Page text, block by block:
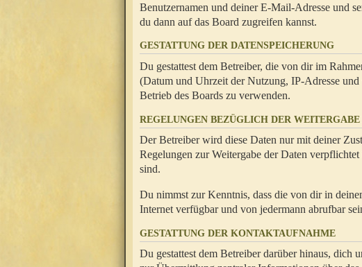
Benutzernamen und deiner E-Mail-Adresse und
du dann auf das Board zugreifen kannst.
GESTATTUNG DER DATENSPEICHERUNG
Du gestattest dem Betreiber, die von dir im
(Datum und Uhrzeit der Nutzung, IP-Adresse
Betrieb des Boards zu verwenden.
REGELUNGEN BEZÜGLICH DER
Der Betreiber wird diese Daten nur mit deiner
Regelungen zur Weitergabe der Daten
sind.
Du nimmst zur Kenntnis, dass die von dir in
Internet verfügbar und von jedermann abrufbar
GESTATTUNG DER KONTAKTAUFNAHME
Du gestattest dem Betreiber darüber hinaus, dich